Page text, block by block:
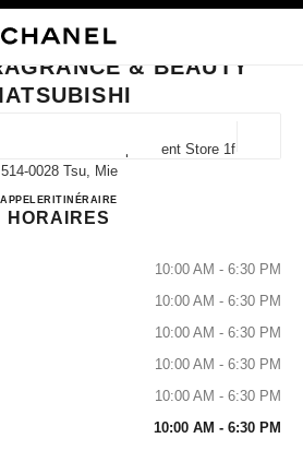
UNE BOUTIQUE
sous cette barre de recherche
CHANEL FRAGRANCE & BEAUTY
& BEAUTY
Matsubishi Department Store 1f,
514-0028 Tsu, Mie
APPELER059-228-2953
ITINÉRAIRECHANEL FRAGRANCE &
HORAIRES
10:00 AM - 6:30 PM
10:00 AM - 6:30 PM
10:00 AM - 6:30 PM
10:00 AM - 6:30 PM
10:00 AM - 6:30 PM
10:00 AM - 6:30 PM
HORLOGERIE ET JOAILLERIE